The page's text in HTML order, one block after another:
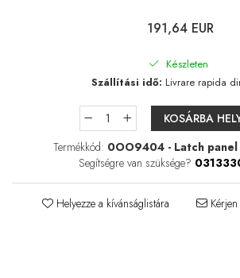
Keménylencse / RGP /
Kontaktlencse csomagok
Tórikus lencsék
Multifokális lencsék
LENZBOX+
Csomag szférikus lencsékkel
191,64 EUR
Készleten
Szállítási idő: Livrare rapida
KOSÁRBA
Termékkód: 0OO9404 - Latch
Segítségre van szüksége?
Helyezze a kívánságlistára